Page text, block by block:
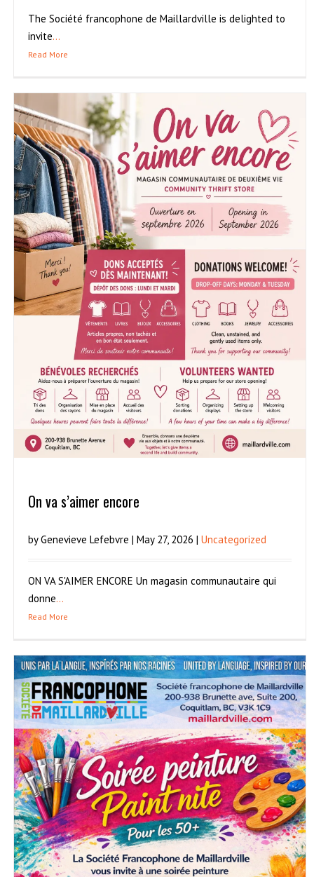
The Société francophone de Maillardville is delighted to
invite...
Read More
On va s’aimer encore
by Genevieve Lefebvre | May 27, 2026 |Uncategorized
ON VA S'AIMER ENCORE Un magasin communautaire qui
donne...
Read More